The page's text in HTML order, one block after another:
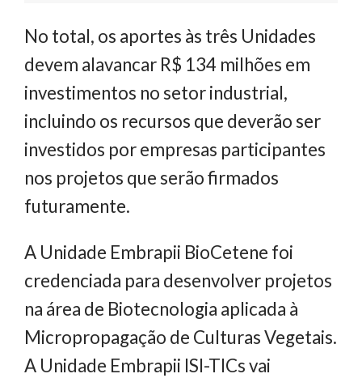
No total, os aportes às três Unidades
devem alavancar R$ 134 milhões em
investimentos no setor industrial,
incluindo os recursos que deverão ser
investidos por empresas participantes
nos projetos que serão firmados
futuramente.
A Unidade Embrapii BioCetene foi
credenciada para desenvolver projetos
na área de Biotecnologia aplicada à
Micropropagação de Culturas Vegetais.
A Unidade Embrapii ISI-TICs vai